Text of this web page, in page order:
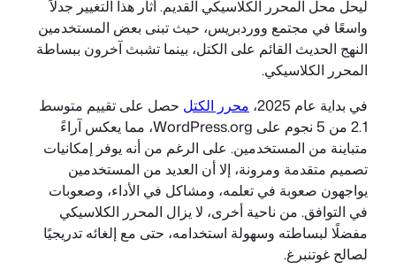
ليحل محل المحرر الكلاسيكي القديم. أثار هذا التغيير جدلاً
واسعًا في مجتمع ووردبريس، حيث تبنى بعض المستخدمين
النهج الحديث القائم على الكتل، بينما تشبث آخرون ببساطة
المحرر الكلاسيكي.
في بداية عام 2025،
محرر الكتل حصل على تقييم متوسط
2.1 من 5 نجوم على WordPress.org، مما يعكس آراءً
متباينة من المستخدمين. على الرغم من أنه يوفر إمكانيات
تصميم متقدمة ومرونة، إلا أن العديد من المستخدمين
يواجهون صعوبة في تعلمه، ومشاكل في الأداء، وصعوبات
في التوافق. من ناحية أخرى، لا يزال المحرر الكلاسيكي
مفضلًا لبساطته وسهولة استخدامه، حتى مع إلغائه تدريجيًا
لصالح غوتنبرغ.